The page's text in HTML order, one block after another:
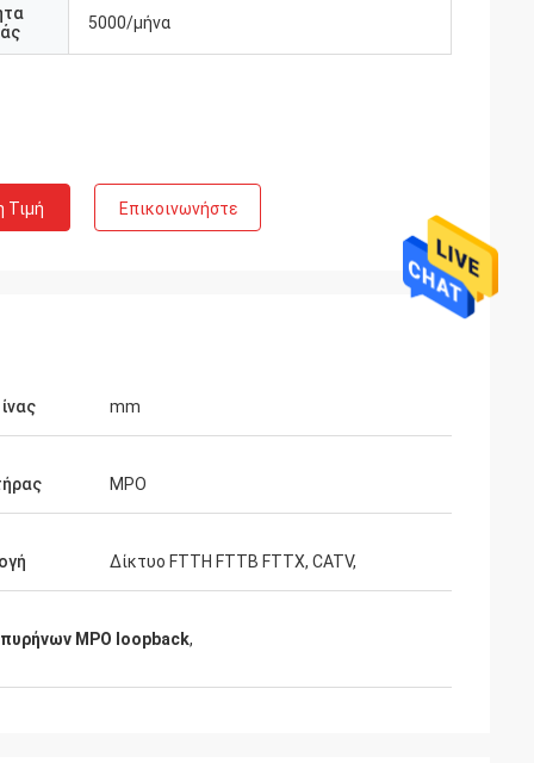
5000/μήνα
Τιμή Επικοινωνήστε
mm
MPO
Δίκτυο FTTH FTTB FTTX, CATV,
MPO loopback,